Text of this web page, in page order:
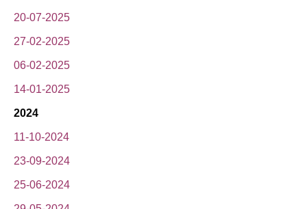
20-07-2025
27-02-2025
06-02-2025
14-01-2025
2024
11-10-2024
23-09-2024
25-06-2024